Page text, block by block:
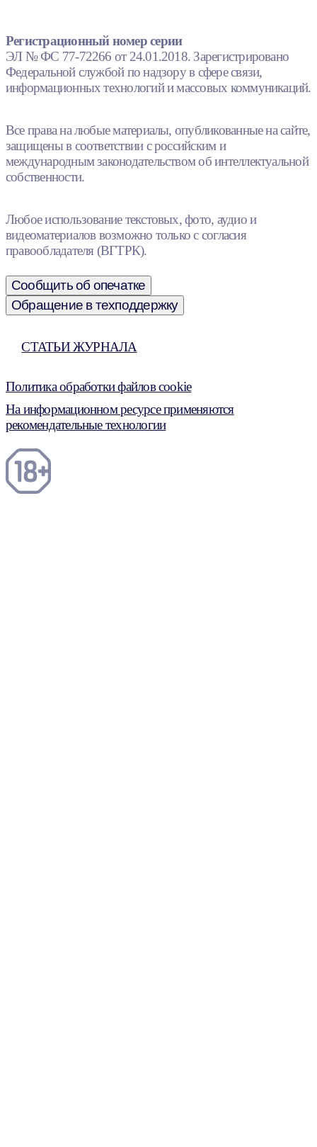
Регистрационный номер серии
ЭЛ № ФС 77-72266 от 24.01.2018. Зарегистрировано
Федеральной службой по надзору в сфере связи,
информационных технологий и массовых коммуникаций.
Все права на любые материалы, опубликованные на сайте,
защищены в соответствии с российским и
международным законодательством об интеллектуальной
собственности.
Любое использование текстовых, фото, аудио и
видеоматериалов возможно только с согласия
правообладателя (ВГТРК).
Сообщить об опечатке
Обращение в техподдержку
СТАТЬИ ЖУРНАЛА
Политика обработки файлов cookie
На информационном ресурсе применяются
рекомендательные технологии